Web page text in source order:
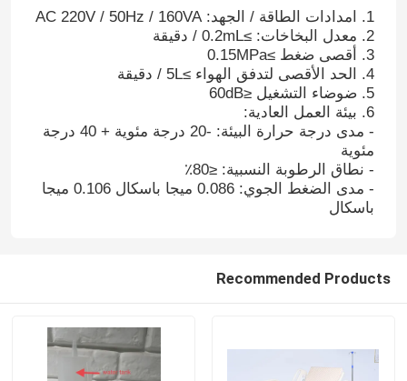
1. امدادات الطاقة / الجهد: AC 220V / 50Hz / 160VA
2. معدل البخاخات: ≥0.2mL / دقيقة
3. أقصى ضغط ≥0.15MPa
4. الحد الأقصى لتدفق الهواء ≥5L / دقيقة
5. ضوضاء التشغيل ≤60dB
6. بيئة العمل العادية:
- مدى درجة حرارة البيئة: -20 درجة مئوية + 40 درجة
مئوية
- نطاق الرطوبة النسبية: ≤80٪
- مدى الضغط الجوي: 0.086 ميجا باسكال 0.106 ميجا
باسكال
Recommended Products